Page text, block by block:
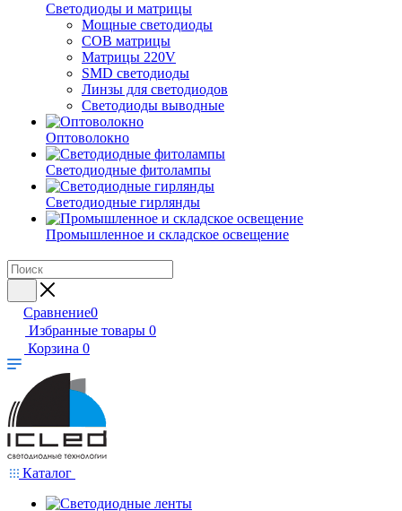
Светодиоды и матрицы
Мощные светодиоды
COB матрицы
Матрицы 220V
SMD светодиоды
Линзы для светодиодов
Светодиоды выводные
Оптоволокно
Светодиодные фитолампы
Светодиодные гирлянды
Промышленное и складское освещение
Сравнение0
Избранные товары 0
Корзина 0
Каталог